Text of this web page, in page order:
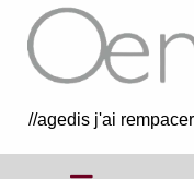
//agedis j'ai